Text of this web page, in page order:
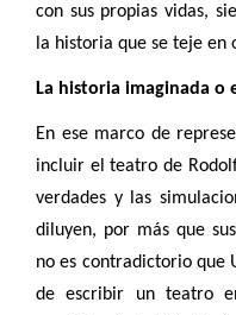
con sus propias vidas,
la historia que se teje en
La historia imaginada
En ese marco de
incluir el teatro de
verdades y las
diluyen, por más que
no es contradictorio que
de escribir un teatro